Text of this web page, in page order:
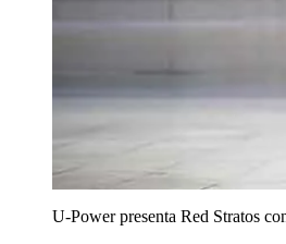
U‑Power presenta Red Stratos